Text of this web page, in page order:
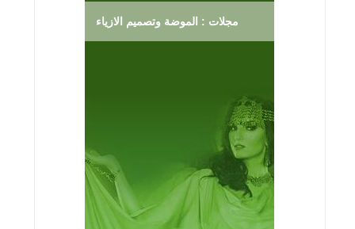
مجلات : الموضة وتصميم الازياء